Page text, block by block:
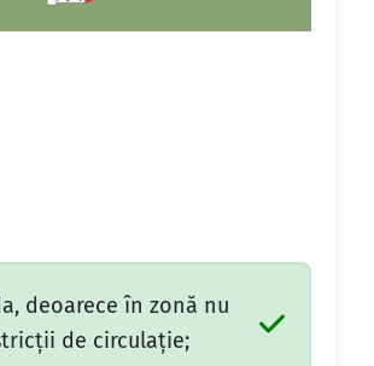
deoarece în zonă nu
de circulaţie;